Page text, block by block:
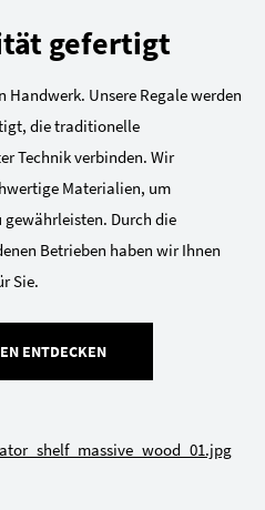
gefertigt
Unsere Regale werden
die traditionelle
Technik verbinden. Wir
Materialien, um
Durch die
Betrieben haben wir Ihnen
Sie.
ENTDECKEN